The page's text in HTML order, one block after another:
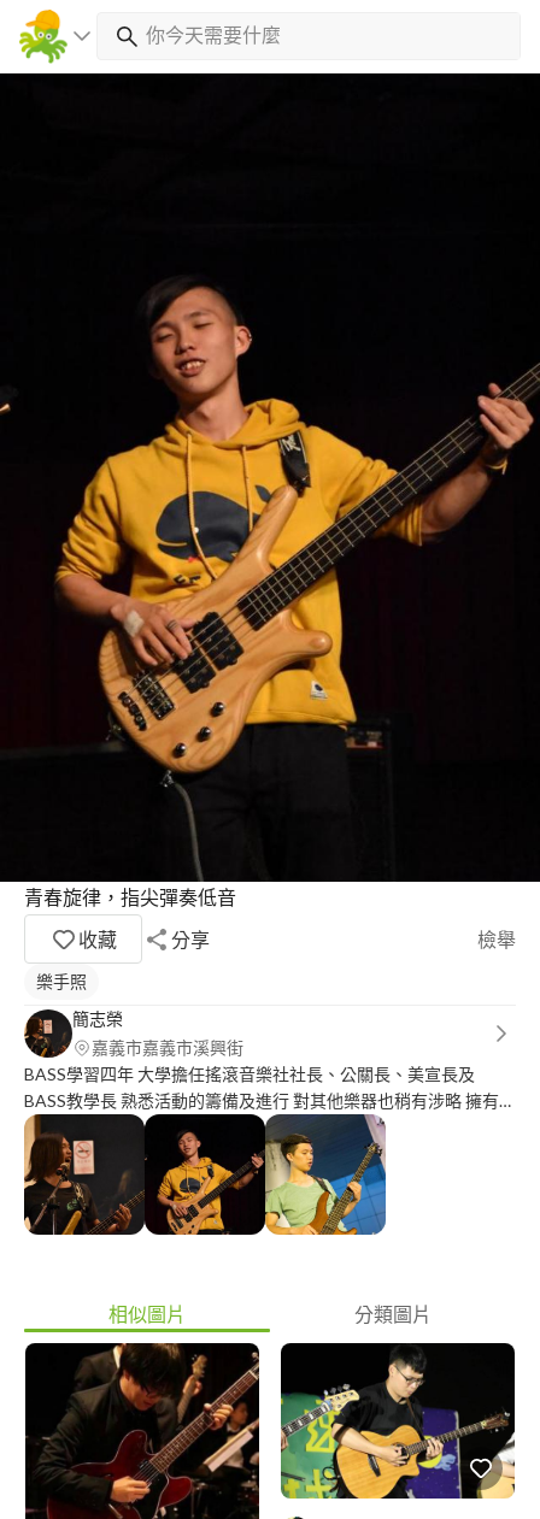
青春旋律，指尖彈奏低音
收藏
分享 檢舉
樂手照
簡志榮
嘉義市嘉義市溪興街
BASS學習四年 大學擔任搖滾音樂社社長、公關長、美宣長及
BASS教學長 熟悉活動的籌備及進行 對其他樂器也稍有涉略 擁有組
團、創作、音控及架場等經驗
相似圖片 分類圖片